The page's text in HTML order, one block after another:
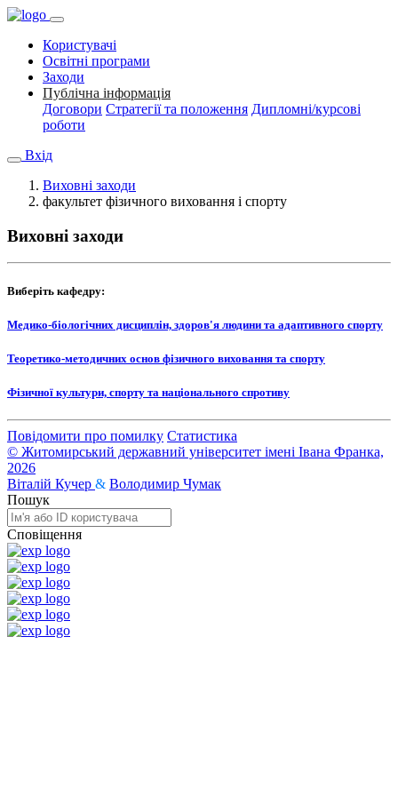
Користувачі
Освітні програми
Заходи
Публічна інформація
Договори Стратегії та положення Дипломні/курсові
роботи
Вхід
Виховні заходи
факультет фізичного виховання і спорту
Виховні заходи
Виберіть кафедру:
Медико-біологічних дисциплін, здоров'я людини та адаптивного спорту
Теоретико-методичних основ фізичного виховання та спорту
Фізичної культури, спорту та національного спротиву
Повідомити про помилку Статистика
© Житомирський державний університет імені Івана Франка,
2026
Віталій Кучер & Володимир Чумак
Пошук
Сповіщення